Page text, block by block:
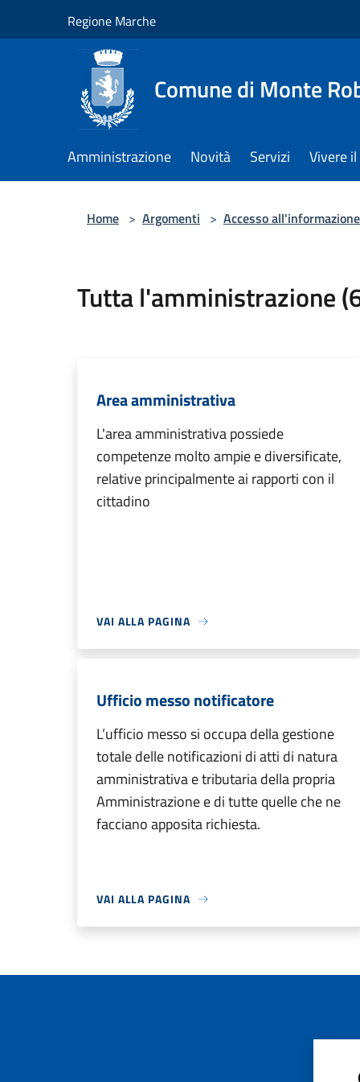
Regione Marche
Comune di Monte
Amministrazione Novità Servizi Vivere
Home > Argomenti > Accesso all'informazione
Tutta l'amministrazione
Area amministrativa
L'area amministrativa possiede
competenze molto ampie e diversificate,
relative principalmente ai rapporti con il
cittadino
VAI ALLA PAGINA
Ufficio messo notificatore
L’ufficio messo si occupa della gestione
totale delle notificazioni di atti di natura
amministrativa e tributaria della propria
Amministrazione e di tutte quelle che ne
facciano apposita richiesta.
VAI ALLA PAGINA